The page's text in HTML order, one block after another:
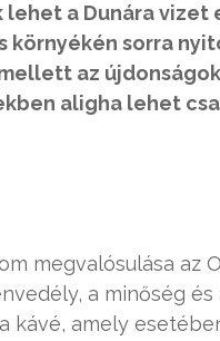
a Dunára vizet
környékén sorra
az
aligha lehet
megvalósulása az
a minőség
kávé, amely